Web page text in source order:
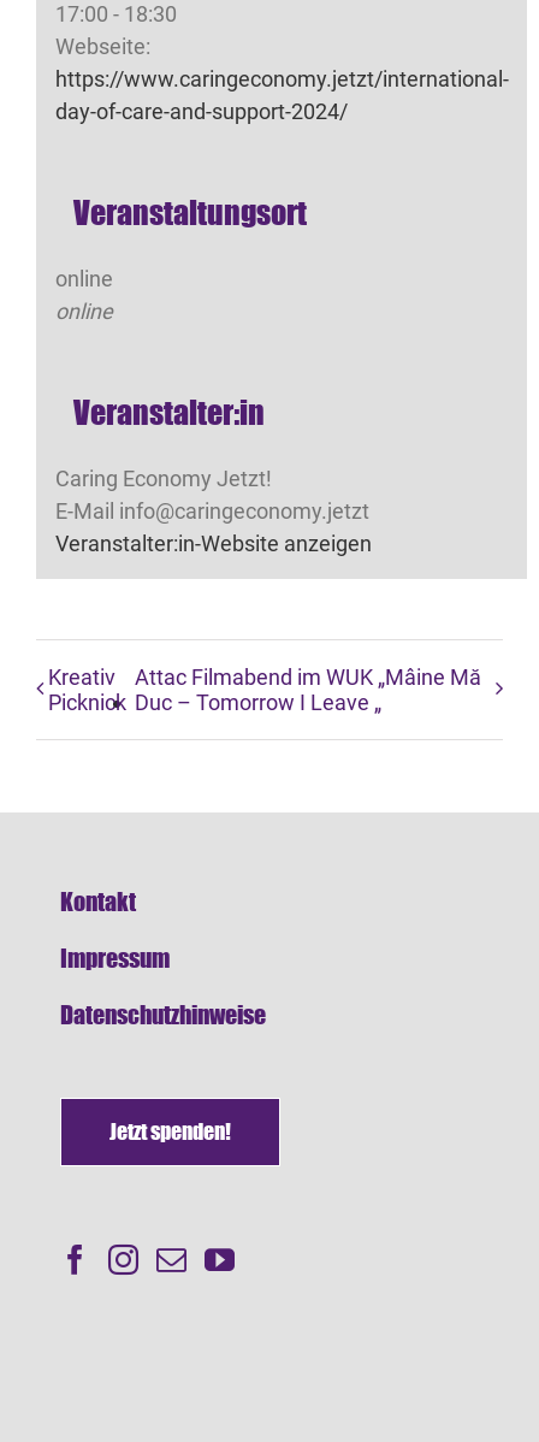
17:00 - 18:30
Webseite:
https://www.caringeconomy.jetzt/international-
day-of-care-and-support-2024/
Veranstaltungsort
online
online
Veranstalter:in
Caring Economy Jetzt!
E-Mail info@caringeconomy.jetzt
Veranstalter:in-Website anzeigen
Kreativ
Picknick
Attac Filmabend im WUK „Mâine Mă
Duc – Tomorrow I Leave „
Kontakt
Impressum
Datenschutzhinweise
Jetzt spenden!